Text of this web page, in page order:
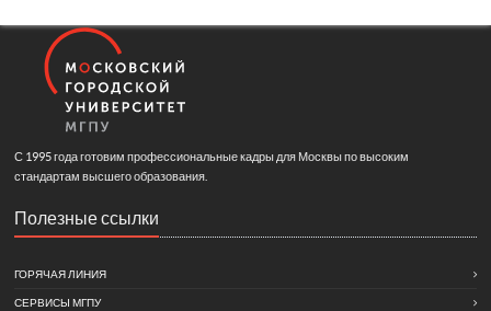
С 1995 года готовим профессиональные кадры для Москвы по высоким
стандартам высшего образования.
Полезные ссылки
ГОРЯЧАЯ ЛИНИЯ
СЕРВИСЫ МГПУ